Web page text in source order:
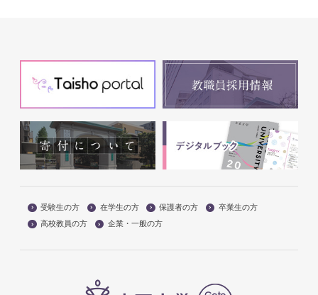
受験生の方 在学生の方 保護者の方
卒業生の方
高校教員の方
企業・一般の方